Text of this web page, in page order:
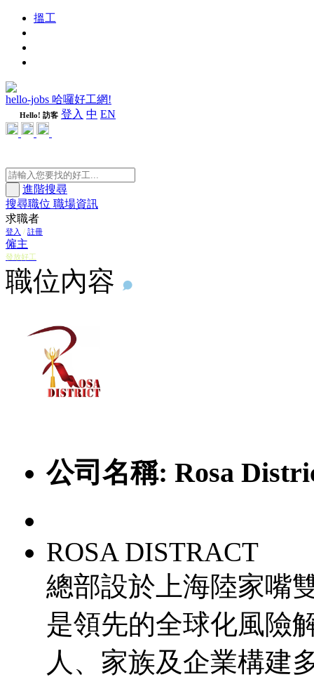
搵工
hello-jobs 哈囉好工網!
Hello! 訪客 登入 中 EN
進階搜尋
搜尋職位 職場資訊
求職者
登入 / 註冊
僱主
發放好工
職位內容
公司名稱: Rosa
ROSA DISTRACT
總部設於上海陸家嘴
是領先的全球化風險
人、家族及企業構建